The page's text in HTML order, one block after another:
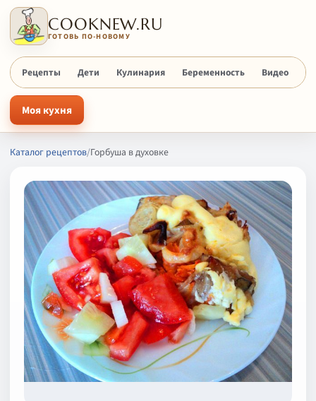
COOKNEW.RU
ГОТОВЬ ПО-НОВОМУ
Рецепты Дети Кулинария Беременность Видео
Моя кухня
Каталог рецептов/Горбуша в духовке